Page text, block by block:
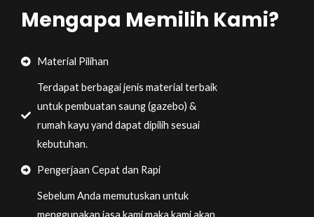
Mengapa Memilih Kami?
Material Pilihan
Terdapat berbagai jenis material terbaik
untuk pembuatan saung (gazebo) &
rumah kayu yand dapat dipilih sesuai
kebutuhan.
Pengerjaan Cepat dan Rapi
Sebelum Anda memutuskan untuk